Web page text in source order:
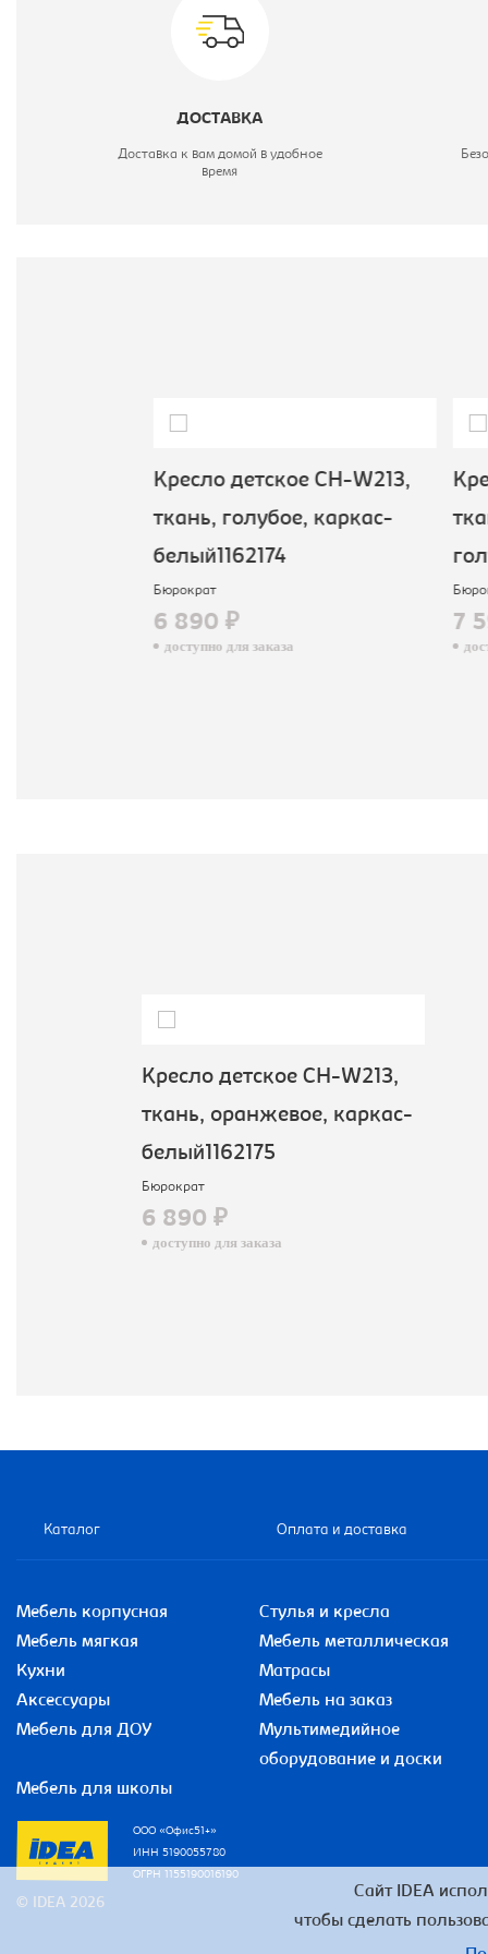
ДОСТАВКА
Доставка к вам домой в удобное
время
Кресло детское CH-W213,
ткань, голубое, каркас-
белый1162174
Бюрократ
6 890 ₽
доступно для заказа
7
Кресло детское CH-W213,
ткань, оранжевое, каркас-
белый1162175
Бюрократ
6 890 ₽
доступно для заказа
Каталог Оплата и доставка
Мебель корпусная
Стулья и кресла
Мебель мягкая
Мебель металлическая
Кухни
Матрасы
Аксессуары
Мебель на заказ
Мебель для ДОУ
Мультимедийное
оборудование и доски
Мебель для школы
© IDEA 2026
ООО «Офис51+»
ИНН 5190055780
ОГРН 1155190016190
Сайт IDEA
чтобы сделать